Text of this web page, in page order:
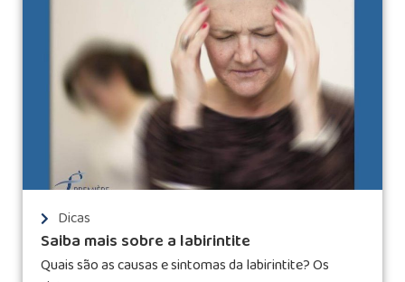
Dicas
Saiba mais sobre a labirintite
Quais são as causas e sintomas da labirintite? Os